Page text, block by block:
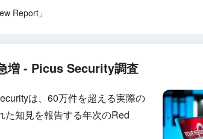
Report」
増 - Picus Security調査
は、60万件を超える実際の
た知見を報告する年次のRed